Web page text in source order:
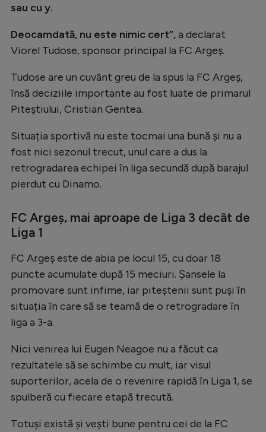
Gimnastică
Auto
Rugby
Ciclism
Alte sporturi
JO 2024
JO 2026
Creează cont
sau cu y.
Deocamdată, nu este nimic cert”,a declarat
Viorel Tudose, sponsor principal la FC Argeș.
Tudose are un cuvânt greu de la spus la FC Argeș,
însă deciziile importante au fost luate de primarul
Piteștiului, Cristian Gentea.
Situația sportivă nu este tocmai una bună și nu a
fost nici sezonul trecut, unul care a dus la
retrogradarea echipei în liga secundă după barajul
pierdut cu Dinamo.
FC Argeș, mai aproape de Liga 3 decât de
Liga 1
FC Argeș este de abia pe locul 15, cu doar 18
puncte acumulate după 15 meciuri. Șansele la
promovare sunt infime, iar piteștenii sunt puși în
situația în care să se teamă de o retrogradare în
liga a 3-a.
Nici venirea lui Eugen Neagoe nu a făcut ca
rezultatele să se schimbe cu mult, iar visul
suporterilor, acela de o revenire rapidă în Liga 1, se
spulberă cu fiecare etapă trecută.
Totuși există și vești bune pentru cei de la FC